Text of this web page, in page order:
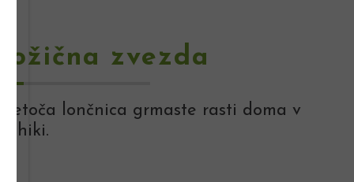
Božična zvezda
Cvetoča lončnica grmaste rasti doma v
Mehiki.